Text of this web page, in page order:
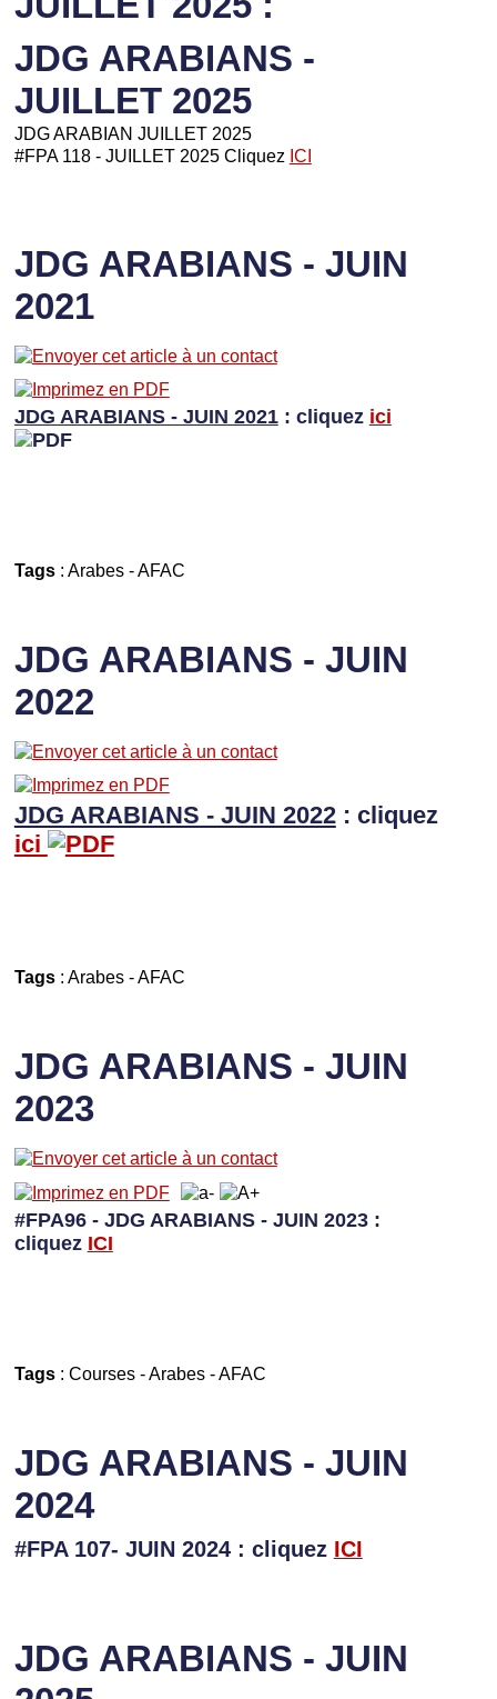
JDG ARABIANS -
JUILLET 2025
JDG ARABIAN JUILLET 2025
#FPA 118 - JUILLET 2025 Cliquez ICI
JDG ARABIANS - JUIN
2021
JDG ARABIANS - JUIN 2021: cliquez ici
Tags: Arabes-AFAC
JDG ARABIANS - JUIN
2022
JDG ARABIANS - JUIN 2022: cliquez
ici
Tags: Arabes-AFAC
JDG ARABIANS - JUIN
2023
#FPA96 - JDG ARABIANS - JUIN 2023 :
cliquez ICI
Tags: Courses-Arabes-AFAC
JDG ARABIANS - JUIN
2024
#FPA 107- JUIN 2024 : cliquez ICI
JDG ARABIANS - JUIN